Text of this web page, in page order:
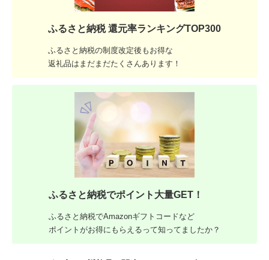
ふるさと納税 還元率ランキングTOP300
ふるさと納税の制度改定後もお得な
返礼品はまだまだたくさんあります！
ふるさと納税でポイント大量GET！
ふるさと納税でAmazonギフトコードなど
ポイントがお得にもらえるって知ってましたか？